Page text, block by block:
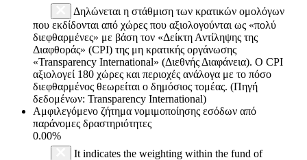
Δηλώνεται η στάθμιση των κρατικών ομολόγων
που εκδίδονται από χώρες που αξιολογούνται ως «πολύ
διεφθαρμένες» με βάση τον «Δείκτη Αντίληψης της
Διαφθοράς» (CPI) της μη κρατικής οργάνωσης
«Transparency International» (Διεθνής Διαφάνεια). Ο CPI
αξιολογεί 180 χώρες και περιοχές ανάλογα με το πόσο
διεφθαρμένος θεωρείται ο δημόσιος τομέας. (Πηγή
δεδομένων: Transparency International)
Αμφιλεγόμενο ζήτημα νομιμοποίησης εσόδων από
παράνομες δραστηριότητες
0.00%
It indicates the weighting within the fund of